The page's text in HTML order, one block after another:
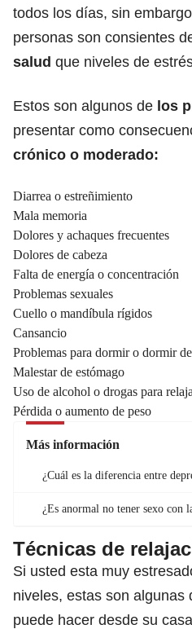
todos los días, sin
personas son consientes
salud que niveles de
Estos son algunos de los
presentar como
crónico o moderado:
Diarrea o estreñimiento
Mala memoria
Dolores y achaques frecuentes
Dolores de cabeza
Falta de energía o concentración
Problemas sexuales
Cuello o mandíbula rígidos
Cansancio
Problemas para dormir o dormir
Malestar de estómago
Uso de alcohol o drogas para
Pérdida o aumento de peso
Más información
¿Cuál es la diferencia entre
¿Es anormal no tener sexo con
Técnicas de
Si usted esta muy
niveles, estas son algunas
puede hacer desde su